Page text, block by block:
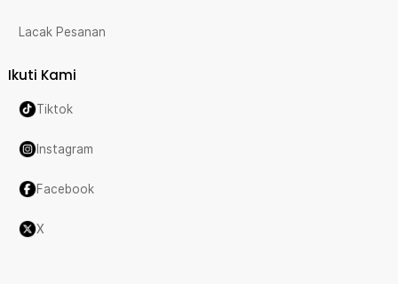
Lacak Pesanan
Ikuti Kami
Tiktok
Instagram
Facebook
X